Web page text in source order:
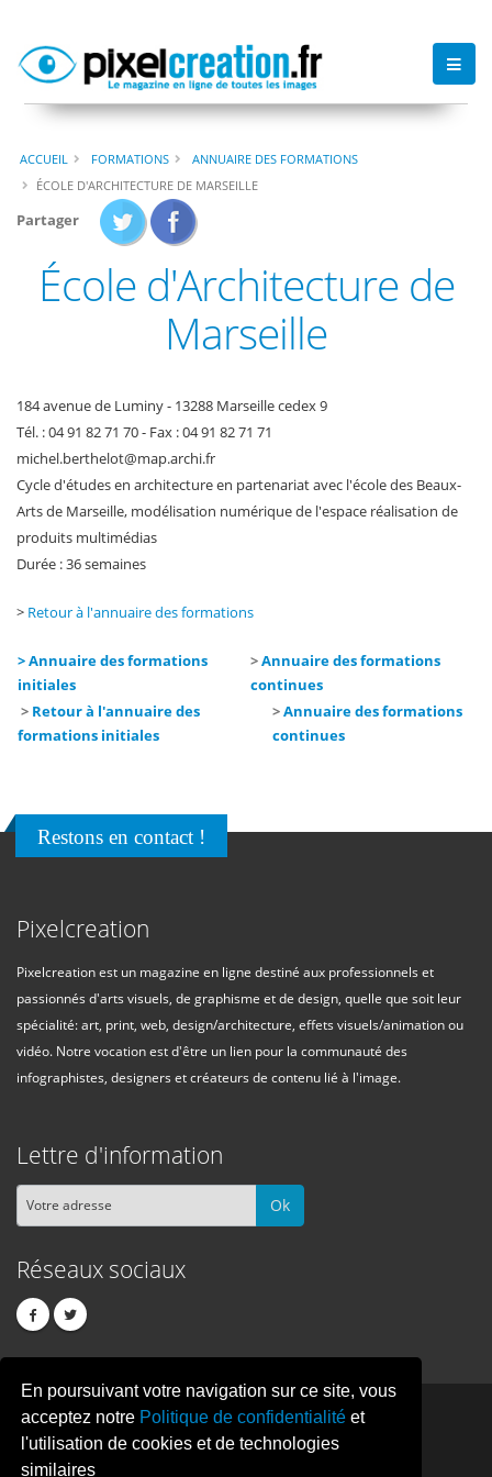
En poursuivant votre navigation sur ce site, vous
acceptez notre Politique de confidentialité et
l'utilisation de cookies et de technologies
similaires
ACCUEIL FORMATIONS
ANNUAIRE DES FORMATIONS
ÉCOLE D'ARCHITECTURE DE MARSEILLE
Partager
École d'Architecture de
Marseille
184 avenue de Luminy - 13288 Marseille cedex 9
Tél. : 04 91 82 71 70 - Fax : 04 91 82 71 71
michel.berthelot@map.archi.fr
Cycle d'études en architecture en partenariat avec l'école des Beaux-
Arts de Marseille, modélisation numérique de l'espace réalisation de
produits multimédias
Durée : 36 semaines
> Retour à l'annuaire des formations
> Annuaire des formations
initiales
>Annuaire des formations
continues
> Retour à l'annuaire des
formations initiales
>Annuaire des formations
continues
Restons en contact !
Pixelcreation
Pixelcreation est un magazine en ligne destiné aux professionnels et
passionnés d'arts visuels, de graphisme et de design, quelle que soit leur
spécialité: art, print, web, design/architecture, effets visuels/animation ou
vidéo. Notre vocation est d'être un lien pour la communauté des
infographistes, designers et créateurs de contenu lié à l'image.
Lettre d'information
Ok
Réseaux sociaux
PIXELCREATION